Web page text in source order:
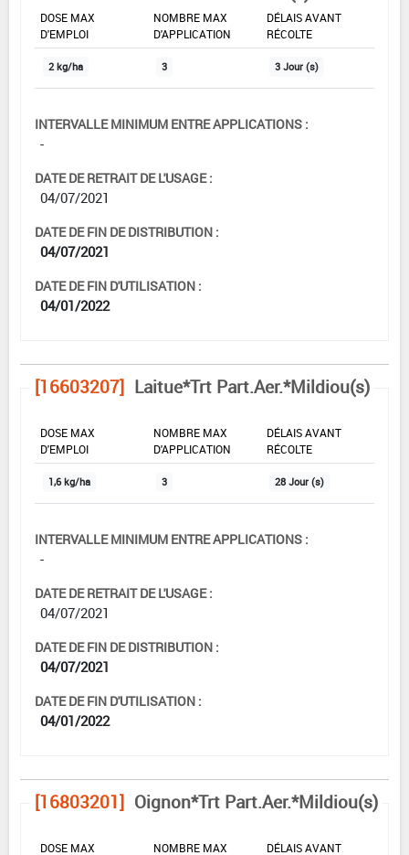
DOSE MAX
D'EMPLOI
NOMBRE MAX
D'APPLICATION
DÉLAIS AVANT
RÉCOLTE
2 kg/ha 3 3 Jour (s)
INTERVALLE MINIMUM ENTRE APPLICATIONS :
-
DATE DE RETRAIT DE L'USAGE :
04/07/2021
DATE DE FIN DE DISTRIBUTION :
04/07/2021
DATE DE FIN D'UTILISATION :
04/01/2022
[16603207] Laitue*Trt Part.Aer.*Mildiou(s)
DOSE MAX
D'EMPLOI
NOMBRE MAX
D'APPLICATION
DÉLAIS AVANT
RÉCOLTE
1,6 kg/ha 3 28 Jour (s)
INTERVALLE MINIMUM ENTRE APPLICATIONS :
-
DATE DE RETRAIT DE L'USAGE :
04/07/2021
DATE DE FIN DE DISTRIBUTION :
04/07/2021
DATE DE FIN D'UTILISATION :
04/01/2022
[16803201] Oignon*Trt Part.Aer.*Mildiou(s)
DOSE MAX NOMBRE MAX DÉLAIS AVANT